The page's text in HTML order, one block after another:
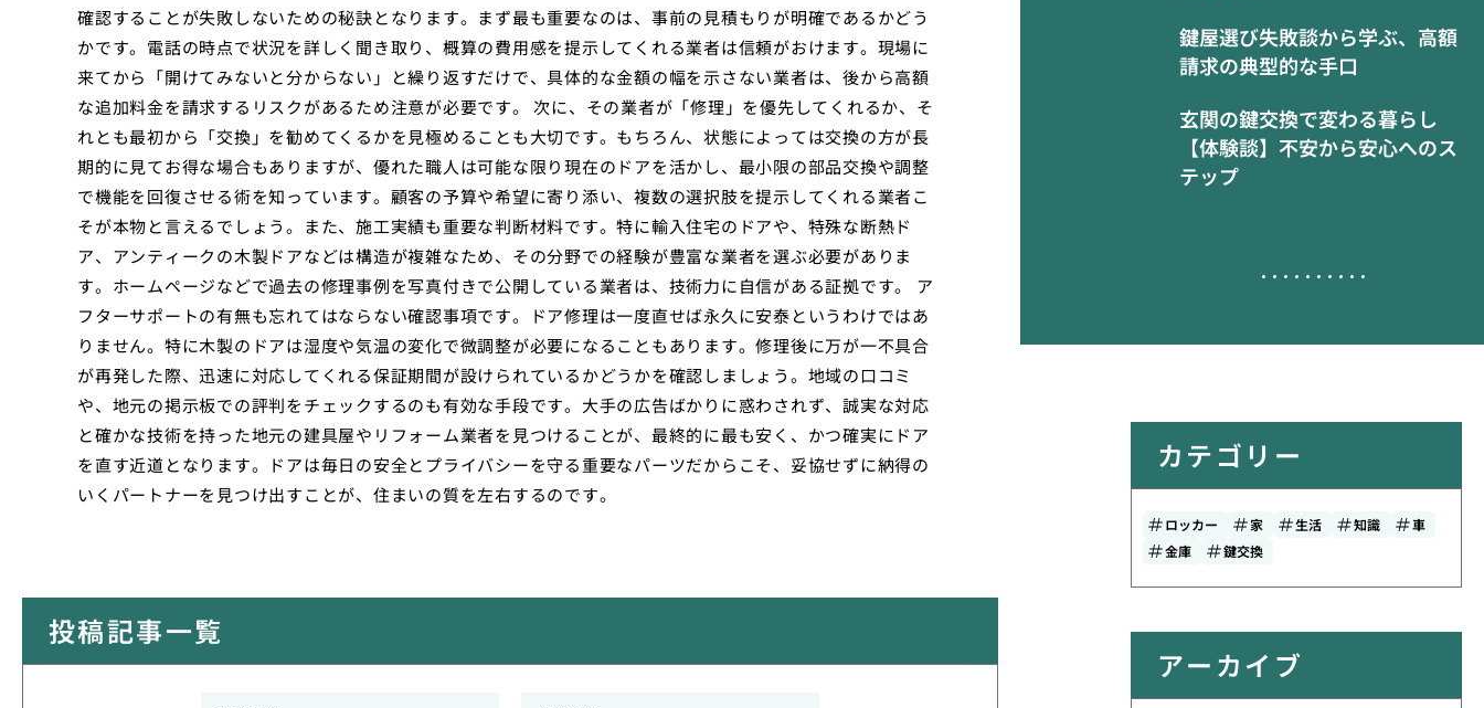
鍵屋選び失敗談から学ぶ、高額
請求の典型的な手口
玄関の鍵交換で変わる暮らし
【体験談】不安から安心へのス
テップ
確認することが失敗しないための秘訣となります。まず最も重要なのは、事前の見積もりが明確であるかどう
かです。電話の時点で状況を詳しく聞き取り、概算の費用感を提示してくれる業者は信頼がおけます。現場に
来てから「開けてみないと分からない」と繰り返すだけで、具体的な金額の幅を示さない業者は、後から高額
な追加料金を請求するリスクがあるため注意が必要です。 次に、その業者が「修理」を優先してくれるか、そ
れとも最初から「交換」を勧めてくるかを見極めることも大切です。もちろん、状態によっては交換の方が長
期的に見てお得な場合もありますが、優れた職人は可能な限り現在のドアを活かし、最小限の部品交換や調整
で機能を回復させる術を知っています。顧客の予算や希望に寄り添い、複数の選択肢を提示してくれる業者こ
そが本物と言えるでしょう。また、施工実績も重要な判断材料です。特に輸入住宅のドアや、特殊な断熱ド
ア、アンティークの木製ドアなどは構造が複雑なため、その分野での経験が豊富な業者を選ぶ必要がありま
す。ホームページなどで過去の修理事例を写真付きで公開している業者は、技術力に自信がある証拠です。 ア
フターサポートの有無も忘れてはならない確認事項です。ドア修理は一度直せば永久に安泰というわけではあ
りません。特に木製のドアは湿度や気温の変化で微調整が必要になることもあります。修理後に万が一不具合
が再発した際、迅速に対応してくれる保証期間が設けられているかどうかを確認しましょう。地域の口コミ
や、地元の掲示板での評判をチェックするのも有効な手段です。大手の広告ばかりに惑わされず、誠実な対応
と確かな技術を持った地元の建具屋やリフォーム業者を見つけることが、最終的に最も安く、かつ確実にドア
を直す近道となります。ドアは毎日の安全とプライバシーを守る重要なパーツだからこそ、妥協せずに納得の
いくパートナーを見つけ出すことが、住まいの質を左右するのです。
投稿記事一覧
カテゴリー
ロッカー 家 生活 知識
車
金庫
鍵交換
アーカイブ